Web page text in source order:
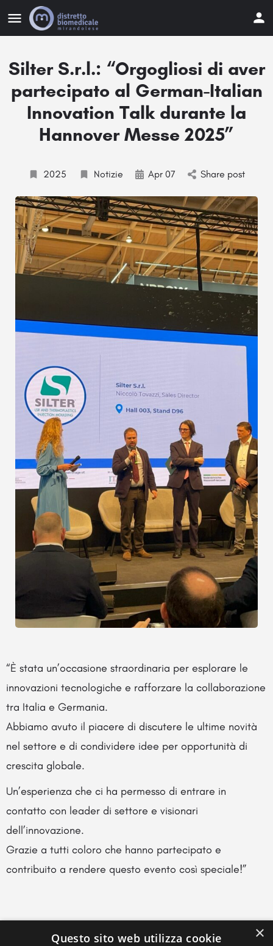
Silter S.r.l.: “Orgogliosi di aver
partecipato al German-Italian
Innovation Talk durante la
Hannover Messe 2025”
2025 Notizie Apr 07 Share post
“È stata un’occasione straordinaria per esplorare le
innovazioni tecnologiche e rafforzare la collaborazione
tra Italia e Germania.
Abbiamo avuto il piacere di discutere le ultime novità
nel settore e di condividere idee per opportunità di
crescita globale.
Un’esperienza che ci ha permesso di entrare in
contatto con leader di settore e visionari
dell’innovazione.
Grazie a tutti coloro che hanno partecipato e
contribuito a rendere questo evento così speciale!”
×
Questo sito web utilizza cookie